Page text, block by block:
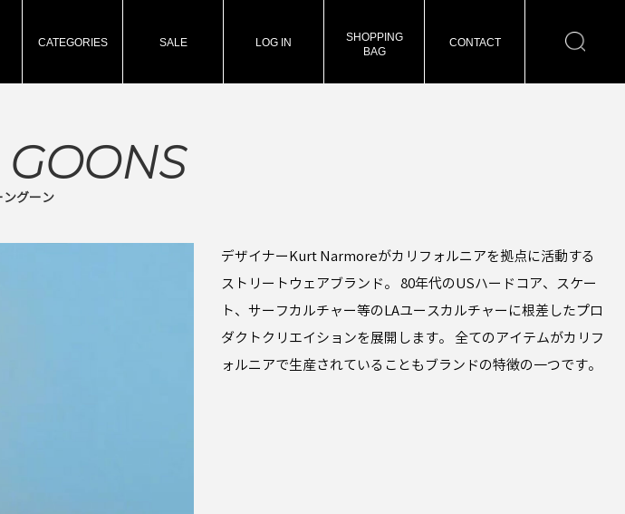
CATEGORIES SALE LOG IN
SHOPPING
BAG
CONTACT
ングーン
デザイナーKurt Narmoreがカリフォルニアを拠点に活動する
ストリートウェアブランド。 80年代のUSハードコア、スケー
ト、サーフカルチャー等のLAユースカルチャーに根差したプロ
ダクトクリエイションを展開します。 全てのアイテムがカリフ
ォルニアで生産されていることもブランドの特徴の一つです。